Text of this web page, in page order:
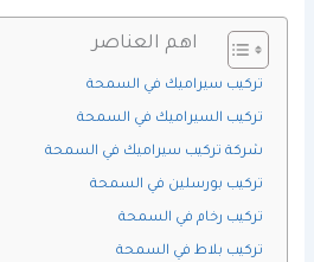
اهم العناصر
تركيب سيراميك في السمحة
تركيب السيراميك في السمحة
شركة تركيب سيراميك في السمحة
تركيب بورسلين في السمحة
تركيب رخام في السمحة
تركيب بلاط في السمحة